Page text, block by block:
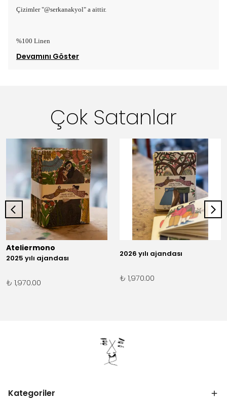
Çizimler "@serkanakyol" a aittir.
%100 Linen
Devamını Göster
Çok Satanlar
Ateliermono
2025 yılı ajandası
₺ 1,970.00
2026 yılı ajandası
₺ 1,970.00
Kategoriler